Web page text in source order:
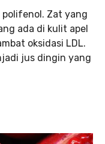
polifenol. Zat yang
ada di kulit apel
oksidasi LDL.
jus dingin yang